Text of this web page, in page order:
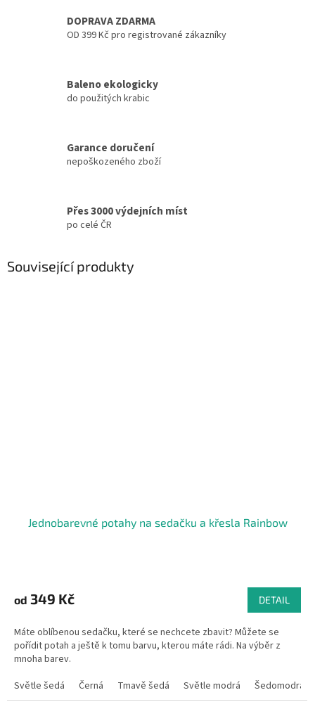
DOPRAVA ZDARMA
OD 399 Kč pro registrované zákazníky
Baleno ekologicky
do použitých krabic
Garance doručení
nepoškozeného zboží
Přes 3000 výdejních míst
po celé ČR
Související produkty
Jednobarevné potahy na sedačku a křesla Rainbow
produktu
je
z
5
hvězdiček.
od 349 Kč DETAIL
Máte oblíbenou sedačku, které se nechcete zbavit? Můžete se
pořídit potah a ještě k tomu barvu, kterou máte rádi. Na výběr z
mnoha barev.
Světle šedá
Černá Tmavě šedá Světle modrá Šedomodrá